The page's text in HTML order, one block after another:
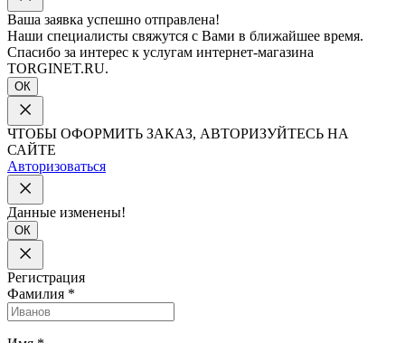
Ваша заявка успешно отправлена!
Наши специалисты свяжутся с Вами в ближайшее время.
Спасибо за интерес к услугам интернет-магазина
TORGINET.RU.
ОК
ЧТОБЫ ОФОРМИТЬ ЗАКАЗ, АВТОРИЗУЙТЕСЬ НА
САЙТЕ
Авторизоваться
Данные изменены!
ОК
Регистрация
Фамилия *